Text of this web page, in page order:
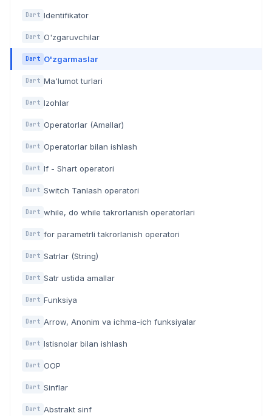
Dart Identifikator
Dart O'zgaruvchilar
Dart O'zgarmaslar
Dart Ma'lumot turlari
Dart Izohlar
Dart Operatorlar (Amallar)
Dart Operatorlar bilan ishlash
Dart If - Shart operatori
Dart Switch Tanlash operatori
Dart while, do while takrorlanish operatorlari
Dart for parametrli takrorlanish operatori
Dart Satrlar (String)
Dart Satr ustida amallar
Dart Funksiya
Dart Arrow, Anonim va ichma-ich funksiyalar
Dart Istisnolar bilan ishlash
Dart OOP
Dart Sinflar
Dart Abstrakt sinf